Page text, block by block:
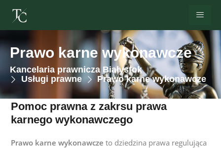
Prawo karne wykonawcze
Kancelaria prawnicza Białystok
Usługi prawne
Prawo karne wykonawcze
Pomoc prawna z zakrsu prawa
karnego wykonawczego
Prawo karne wykonawcze to dziedzina prawa regulująca